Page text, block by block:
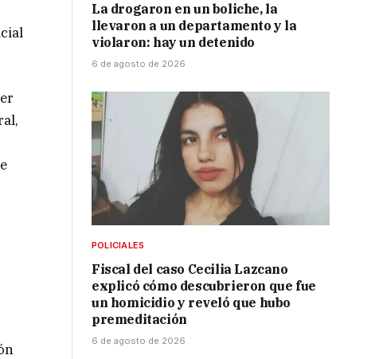
La drogaron en un boliche, la
llevaron a un departamento y la
violaron: hay un detenido
6 de agosto de 2026
POLICIALES
Fiscal del caso Cecilia Lazcano
explicó cómo descubrieron que fue
un homicidio y reveló que hubo
premeditación
6 de agosto de 2026